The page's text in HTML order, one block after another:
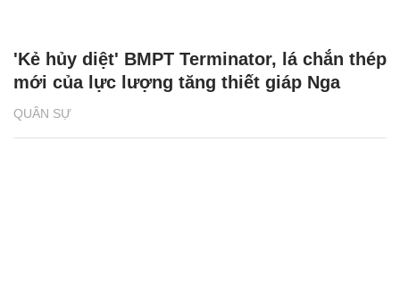
QUÂN SỰ
'Kẻ hủy diệt' BMPT Terminator, lá chắn thép
mới của lực lượng tăng thiết giáp Nga